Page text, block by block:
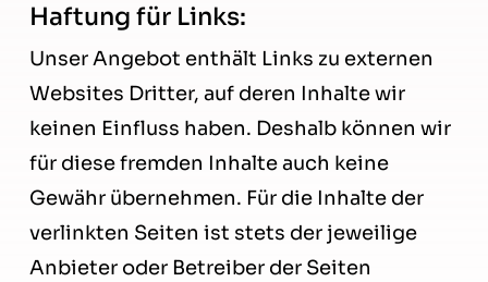
Haftung für Links:
Unser Angebot enthält Links zu externen
Websites Dritter, auf deren Inhalte wir
keinen Einfluss haben. Deshalb können wir
für diese fremden Inhalte auch keine
Gewähr übernehmen. Für die Inhalte der
verlinkten Seiten ist stets der jeweilige
Anbieter oder Betreiber der Seiten